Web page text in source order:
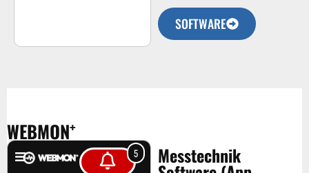
SOFTWARE
WEBMON+
Messtechnik
5